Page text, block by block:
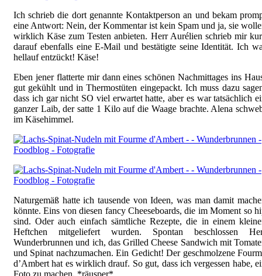
Ich schrieb die dort genannte Kontaktperson an und bekam
eine Antwort: Nein, der Kommentar ist kein Spam und ja, sie
wirklich Käse zum Testen anbieten. Herr Aurélien schrieb mir
darauf ebenfalls eine E-Mail und bestätigte seine Identität. Ich
hellauf entzückt! Käse!
Eben jener flatterte mir dann eines schönen Nachmittages ins
gut gekühlt und in Thermostüten eingepackt. Ich muss dazu
dass ich gar nicht SO viel erwartet hatte, aber es war tatsächlich
ganzer Laib, der satte 1 Kilo auf die Waage brachte. Alena
im Käsehimmel.
Naturgemäß hatte ich tausende von Ideen, was man damit
könnte. Eins von diesen fancy Cheeseboards, die im Moment so
sind. Oder auch einfach sämtliche Rezepte, die in einem
Heftchen mitgeliefert wurden. Spontan beschlossen
Wunderbrunnen und ich, das Grilled Cheese Sandwich mit
und Spinat nachzumachen. Ein Gedicht! Der geschmolzene
d’Ambert hat es wirklich drauf. So gut, dass ich vergessen habe,